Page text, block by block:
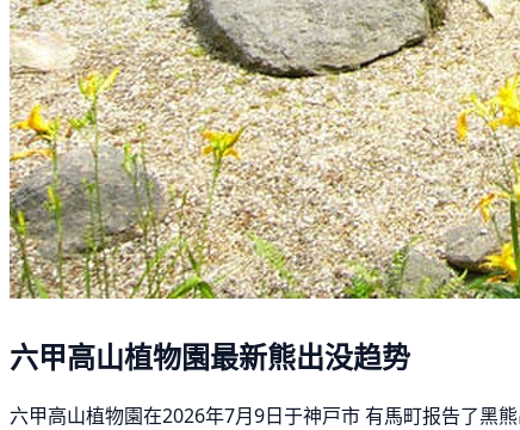
六甲高山植物園最新熊出没趋势
六甲高山植物園在2026年7月9日于神戸市 有馬町报告了黑